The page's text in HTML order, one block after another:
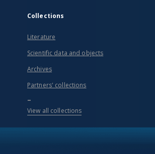
Collections
Literature
Scientific data and objects
Archives
Partners' collections
...
View all collections